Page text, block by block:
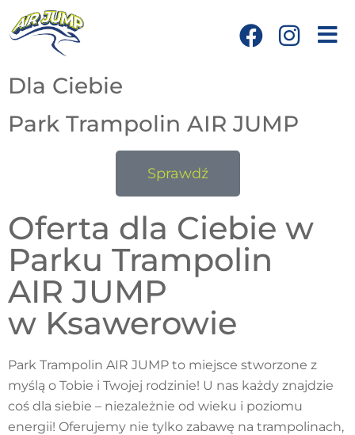
Dla Ciebie
Park Trampolin AIR JUMP
Sprawdź
Oferta dla Ciebie w
Parku Trampolin
AIR JUMP
w Ksawerowie
Park Trampolin AIR JUMP to miejsce stworzone z
myślą o Tobie i Twojej rodzinie! U nas każdy znajdzie
coś dla siebie – niezależnie od wieku i poziomu
energii! Oferujemy nie tylko zabawę na trampolinach,